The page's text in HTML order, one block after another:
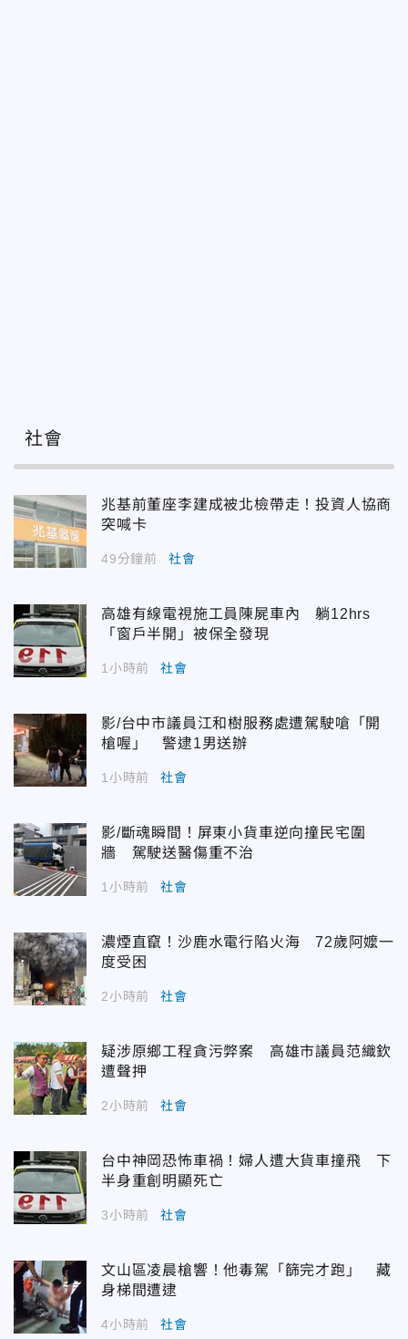
社會
兆基前董座李建成被北檢帶走！投資人協商
突喊卡
49分鐘前 社會
高雄有線電視施工員陳屍車內 躺12hrs
「窗戶半開」被保全發現
1小時前 社會
影/台中市議員江和樹服務處遭駕駛嗆「開
槍喔」 警逮1男送辦
1小時前 社會
影/斷魂瞬間！屏東小貨車逆向撞民宅圍
牆 駕駛送醫傷重不治
1小時前 社會
濃煙直竄！沙鹿水電行陷火海 72歲阿嬤一
度受困
2小時前 社會
疑涉原鄉工程貪污弊案 高雄市議員范織欽
遭聲押
2小時前 社會
台中神岡恐怖車禍！婦人遭大貨車撞飛 下
半身重創明顯死亡
3小時前 社會
文山區凌晨槍響！他毒駕「篩完才跑」 藏
身梯間遭逮
4小時前 社會